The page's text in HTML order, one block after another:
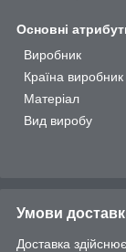
Основні
Виробник
Країна виробник
Матеріал
Вид виробу
Умови
Доставка